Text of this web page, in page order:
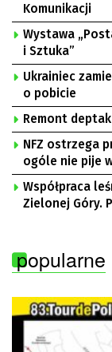
Komunikacji
Wystawa
i Sztuka”
Ukrainiec
o pobicie
Remont
NFZ ostrzega
ogóle nie pije
Współpraca
Zielonej Góry.
popularne